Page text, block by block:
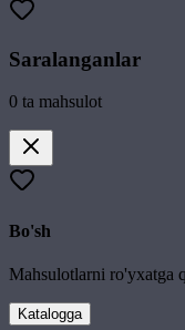
Saralanganlar
0 ta mahsulot
Bo'sh
Mahsulotlarni ro'yxatga
Katalogga